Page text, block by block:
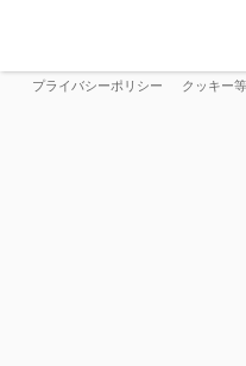
プライバシーポリシー クッキー